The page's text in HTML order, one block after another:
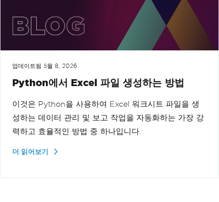
업데이트됨 5월 8, 2026
Python에서 Excel 파일 생성하는 방법
이것은 Python을 사용하여 Excel 워크시트 파일을 생
성하는 데이터 관리 및 보고 작업을 자동화하는 가장 강
력하고 효율적인 방법 중 하나입니다.
더 읽어보기